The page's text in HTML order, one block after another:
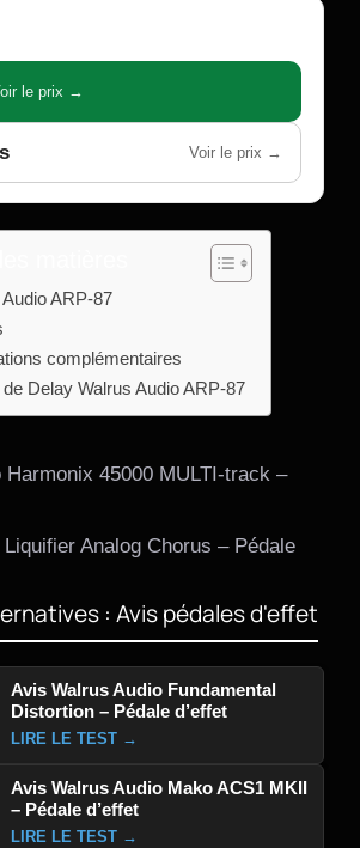
le prix →
Voir le prix →
ARP-87
complémentaires
de Delay Walrus Audio ARP-87
45000 MULTI-track –
Analog Chorus – Pédale
: Avis pédales d'effet
Avis Walrus Audio Fundamental
Distortion – Pédale d’effet
LIRE LE TEST →
Avis Walrus Audio Mako ACS1 MKII
– Pédale d’effet
LIRE LE TEST →